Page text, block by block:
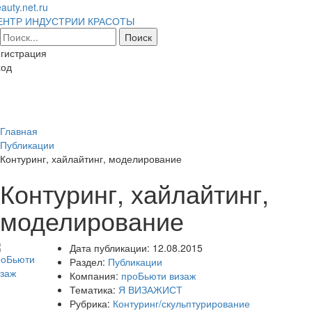
ИНДУСТРИИ КРАСОТЫ
Главная
Публикации
Контуринг, хайлайтинг, моделирование
Контуринг, хайлайтинг,
моделирование
Дата публикации: 12.08.2015
Раздел: Публикации
Компания: проБьюти визаж
Тематика: Я ВИЗАЖИСТ
Рубрика: Контуринг/скульптурирование